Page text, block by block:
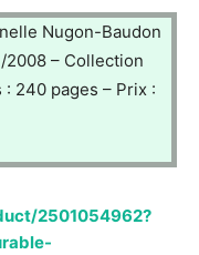
Nugon-Baudon
2008 – Collection
240 pages – Prix :
2501054962?